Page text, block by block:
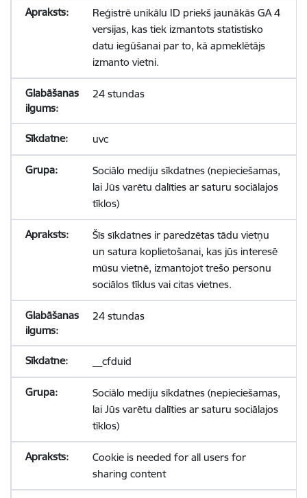
Reģistrē unikālu ID priekš jaunākās GA 4
versijas, kas tiek izmantots statistisko
datu iegūšanai par to, kā apmeklētājs
izmanto vietni.
24 stundas
uvc
Sociālo mediju sīkdatnes (nepieciešamas,
lai Jūs varētu dalīties ar saturu sociālajos
tīklos)
Šīs sīkdatnes ir paredzētas tādu vietņu
un satura koplietošanai, kas jūs interesē
mūsu vietnē, izmantojot trešo personu
sociālos tīklus vai citas vietnes.
24 stundas
__cfduid
Sociālo mediju sīkdatnes (nepieciešamas,
lai Jūs varētu dalīties ar saturu sociālajos
tīklos)
Cookie is needed for all users for
sharing content